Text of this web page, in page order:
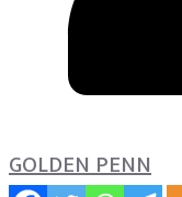
GOLDEN PENN